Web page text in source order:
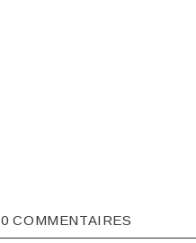
0 COMMENTAIRES